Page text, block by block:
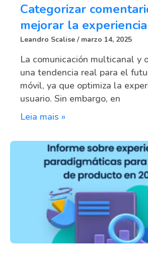
Categorizar
mejorar la
Leandro Scalise marzo 14, 2025
La comunicación multicanal y
una tendencia real para el
móvil, ya que optimiza la
usuario. Sin embargo, en
Leia mais »